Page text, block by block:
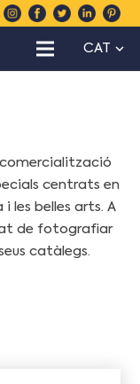
CAT
centrats en
i les belles arts. A
de fotografiar
catàlegs.